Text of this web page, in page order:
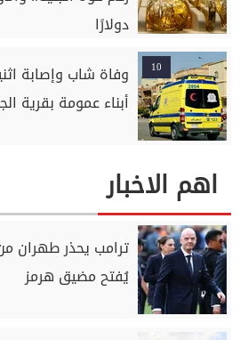
دولارًا
10
وفاة شاب وإصابة
أبناء عمومة بقرية
اهم الاخبار
ترامب يحذر طهران
يُفتح مضيق هرمز